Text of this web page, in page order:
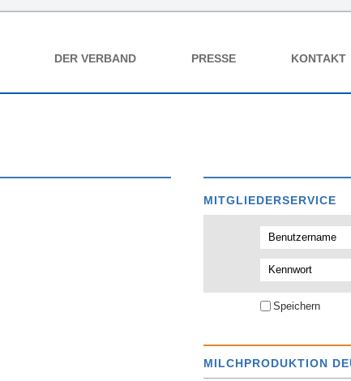
DER VERBAND PRESSE KONTAKT
MITGLIEDERSERVICE
Speichern
MILCHPRODUKTION